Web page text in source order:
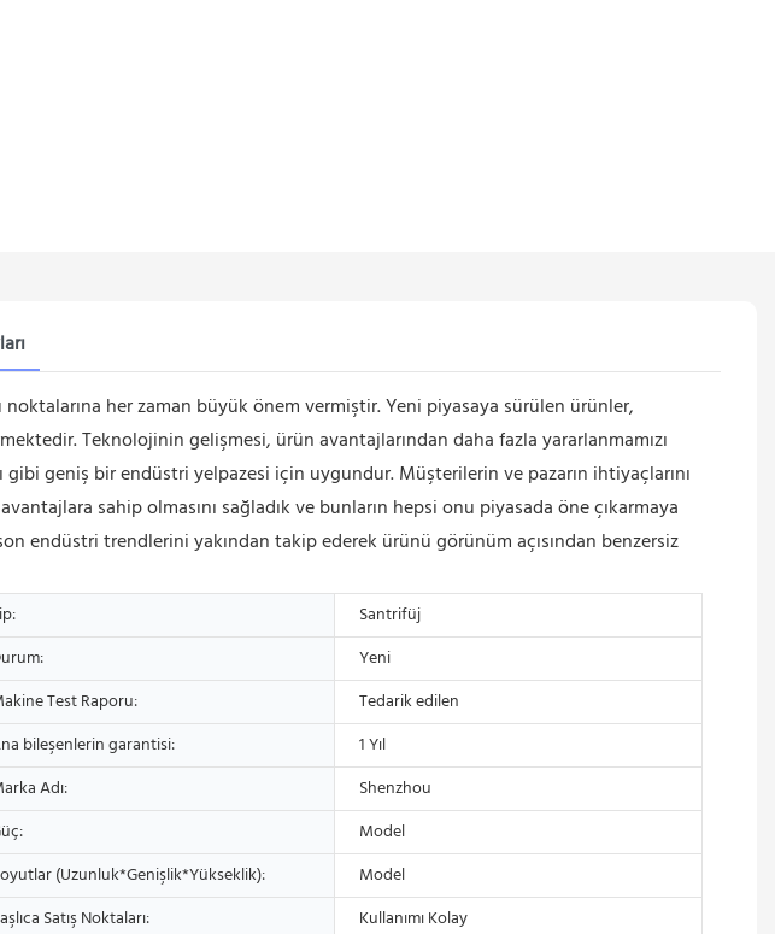
her zaman büyük önem vermiştir. Yeni piyasaya sürülen ürünler,
Teknolojinin gelişmesi, ürün avantajlarından daha fazla yararlanmamızı
geniş bir endüstri yelpazesi için uygundur. Müşterilerin ve pazarın ihtiyaçlarını
sahip olmasını sağladık ve bunların hepsi onu piyasada öne çıkarmaya
endüstri trendlerini yakından takip ederek ürünü görünüm açısından benzersiz
Santrifüj
Yeni
Test Raporu:
Tedarik edilen
bileşenlerin garantisi:
1 Yıl
Adı:
Shenzhou
Model
(Uzunluk*Genişlik*Yükseklik):
Model
Satış Noktaları: Kullanımı Kolay